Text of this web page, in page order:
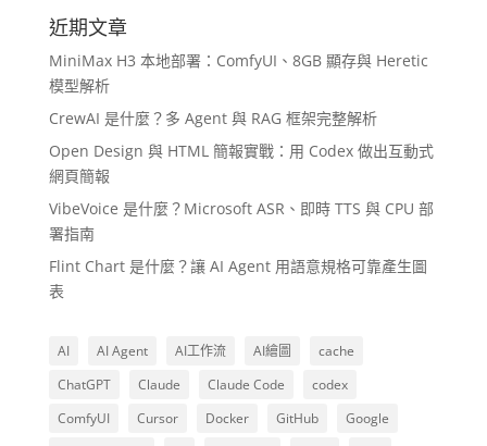
近期文章
MiniMax H3 本地部署：ComfyUI、8GB 顯存與 Heretic
模型解析
CrewAI 是什麼？多 Agent 與 RAG 框架完整解析
Open Design 與 HTML 簡報實戰：用 Codex 做出互動式
網頁簡報
VibeVoice 是什麼？Microsoft ASR、即時 TTS 與 CPU 部
署指南
Flint Chart 是什麼？讓 AI Agent 用語意規格可靠產生圖
表
AI AI Agent AI工作流 AI繪圖
cache
ChatGPT
Claude Claude Code
codex
ComfyUI
Cursor Docker GitHub
Google